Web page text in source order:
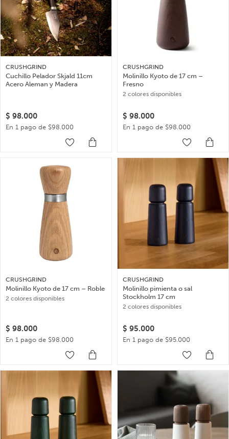
CRUSHGRIND
Cuchillo Pelador Skjald 11cm
Acero Aleman y Madera
$ 98.000
En 1 pago de $98.000
CRUSHGRIND
Molinillo Kyoto de 17 cm –
Fresno
2 colores disponibles
$ 98.000
En 1 pago de $98.000
CRUSHGRIND
Molinillo Kyoto de 17 cm – Roble
2 colores disponibles
$ 98.000
En 1 pago de $98.000
CRUSHGRIND
Molinillo pimienta o sal
Stockholm 17 cm
2 colores disponibles
$ 95.000
En 1 pago de $95.000